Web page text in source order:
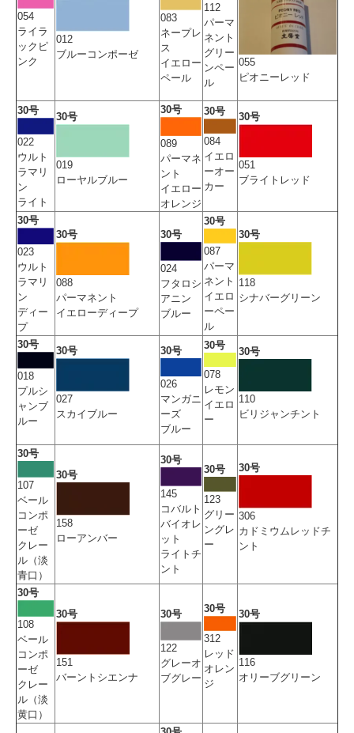
054
ライラ
ックピ
ンク
012
ブルーコンポーゼ
083
ネープレ
ス
イエロー
ペール
112
パーマ
ネント
グリー
ンペー
ル
055
ピオニーレッド
30号
022
ウルト
ラマリ
ン
ライト
30号
019
ローヤルブルー
30号
089
パーマネ
ント
イエロー
オレンジ
30号
084
イエロ
ーオー
カー
30号
051
ブライトレッド
30号
023
ウルト
ラマリ
ン
ディー
プ
30号
088
パーマネント
イエローディープ
30号
024
フタロシ
アニン
ブルー
30号
087
パーマ
ネント
イエロ
ーペー
ル
30号
118
シナバーグリーン
30号
018
プルシ
ャンブ
ルー
30号
027
スカイブルー
30号
026
マンガニ
ーズ
ブルー
30号
078
レモン
イエロ
ー
30号
110
ビリジャンチント
30号
107
ベール
コンポ
ーゼ
クレー
ル（淡
青口）
30号
158
ローアンバー
30号
145
コバルト
バイオレ
ット
ライトチ
ント
30号
123
グリー
ングレ
ー
30号
306
カドミウムレッドチ
ント
30号
108
ベール
コンポ
ーゼ
クレー
ル（淡
黄口）
30号
151
バーントシエンナ
30号
122
グレーオ
ブグレー
30号
312
レッド
オレン
ジ
30号
116
オリーブグリーン